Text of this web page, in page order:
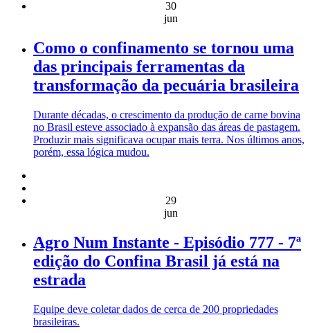
30
jun
Como o confinamento se tornou uma
das principais ferramentas da
transformação da pecuária brasileira
Durante décadas, o crescimento da produção de carne bovina
no Brasil esteve associado à expansão das áreas de pastagem.
Produzir mais significava ocupar mais terra. Nos últimos anos,
porém, essa lógica mudou.
29
jun
Agro Num Instante - Episódio 777 - 7ª
edição do Confina Brasil já está na
estrada
Equipe deve coletar dados de cerca de 200 propriedades
brasileiras.